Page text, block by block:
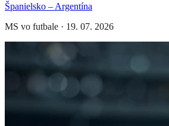
Španielsko – Argentína
MS vo futbale · 19. 07. 2026